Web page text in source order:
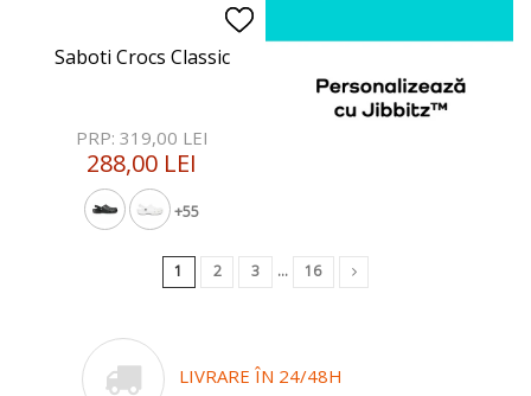
Saboti Crocs Classic
+55
PRP: 319,00 LEI
288,00 LEI
1 2 3 … 16
LIVRARE ÎN 24/48H